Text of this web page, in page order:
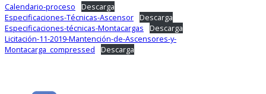
Calendario-proceso
Descarga
Especificaciones-Técnicas-Ascensor Descarga
Especificaciones-técnicas-Montacargas
Descarga
Licitación-11-2019-Mantención-de-Ascensores-y-
Montacarga_compressed
Descarga